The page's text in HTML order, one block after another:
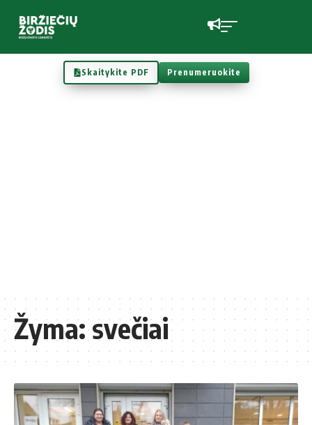
Skaitykite PDF Prenumeruokite
Žyma:svečiai